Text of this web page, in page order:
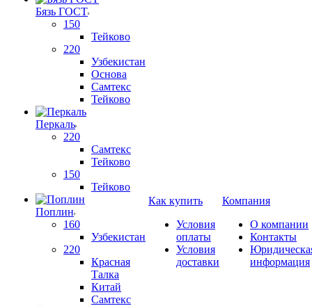
Бязь ГОСТ
150
Тейково
220
Узбекистан
Основа
Самтекс
Тейково
Перкаль
220
Самтекс
Тейково
150
Тейково
Поплин
160
Узбекистан
220
Красная
Талка
Китай
Самтекс
Как купить
Условия
оплаты
Условия
доставки
Компания
О компании
Контакты
информация